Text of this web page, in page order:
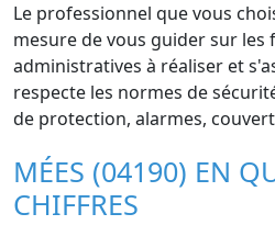
Le professionnel que vous
mesure de vous guider sur les
administratives à réaliser et
respecte les normes de
de protection, alarmes,
MÉES (04190) EN
CHIFFRES